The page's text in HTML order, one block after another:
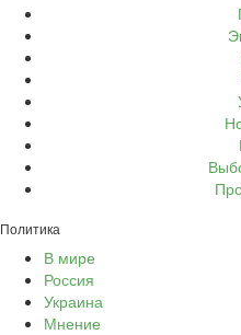
Политика
В мире
Россия
Украина
Мнение